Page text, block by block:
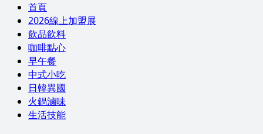
首頁
2026線上加盟展
飲品飲料
咖啡點心
早午餐
中式小吃
日韓異國
火鍋滷味
生活技能